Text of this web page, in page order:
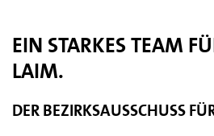
EIN STARKES TEAM
LAIM.
DER BEZIRKSAUSSCHUSS